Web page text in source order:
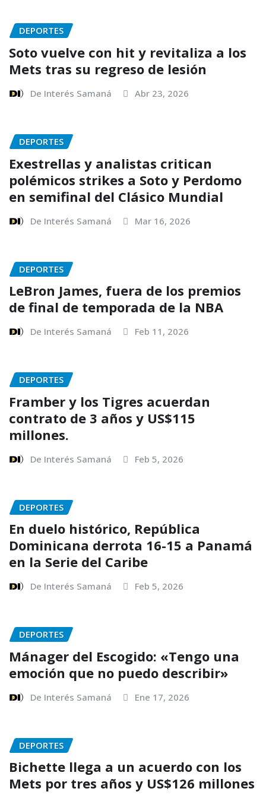
DEPORTES
Soto vuelve con hit y revitaliza a los
Mets tras su regreso de lesión
De Interés Samaná Abr 23, 2026
DEPORTES
Exestrellas y analistas critican
polémicos strikes a Soto y Perdomo
en semifinal del Clásico Mundial
De Interés Samaná Mar 16, 2026
DEPORTES
LeBron James, fuera de los premios
de final de temporada de la NBA
De Interés Samaná Feb 11, 2026
DEPORTES
Framber y los Tigres acuerdan
contrato de 3 años y US$115
millones.
De Interés Samaná Feb 5, 2026
DEPORTES
En duelo histórico, República
Dominicana derrota 16-15 a Panamá
en la Serie del Caribe
De Interés Samaná Feb 5, 2026
DEPORTES
Mánager del Escogido: «Tengo una
emoción que no puedo describir»
De Interés Samaná Ene 17, 2026
DEPORTES
Bichette llega a un acuerdo con los
Mets por tres años y US$126 millones